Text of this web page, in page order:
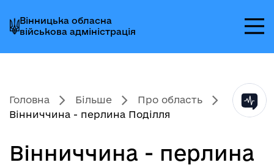
до
головного
меню
до
головного
вмісту
до
головного
колонтитула
Вінницька обласна
військова адміністрація
Головна Більше
Про область
Вінниччина - перлина Поділля
Вінниччина - перлина